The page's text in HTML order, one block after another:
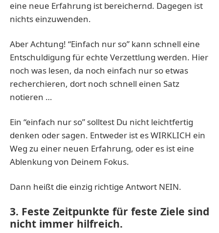
eine neue Erfahrung ist bereichernd. Dagegen ist
nichts einzuwenden.
Aber Achtung! “Einfach nur so” kann schnell eine
Entschuldigung für echte Verzettlung werden. Hier
noch was lesen, da noch einfach nur so etwas
recherchieren, dort noch schnell einen Satz
notieren …
Ein “einfach nur so” solltest Du nicht leichtfertig
denken oder sagen. Entweder ist es WIRKLICH ein
Weg zu einer neuen Erfahrung, oder es ist eine
Ablenkung von Deinem Fokus.
Dann heißt die einzig richtige Antwort NEIN.
3. Feste Zeitpunkte für feste Ziele sind
nicht immer hilfreich.